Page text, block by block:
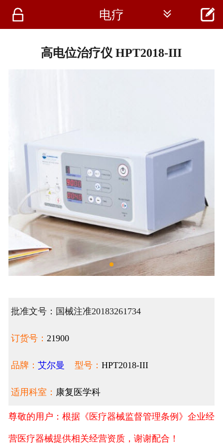
 首页
 电疗  
高电位治疗仪 HPT2018-III
批准文号：国械注准20183261734
订货号： 21900
品牌： 艾尔曼 型号： HPT2018-III
适用科室： 康复医学科
尊敬的用户：根据《医疗器械监督管理条例》企业经
营医疗器械提供相关经营资质，谢谢配合！